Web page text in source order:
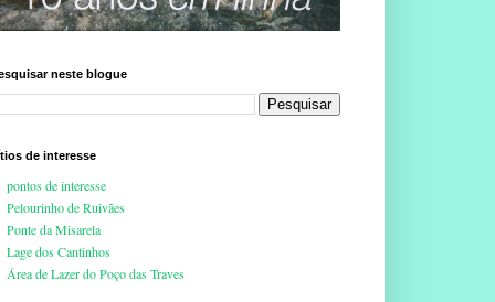
neste blogue
de interesse
pontos de interesse
Pelourinho de Ruivães
Ponte da Misarela
Lage dos Cantinhos
Área de Lazer do Poço das Traves